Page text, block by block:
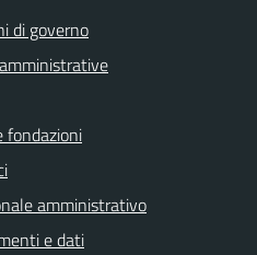
di governo
fondazioni
amministrativo
e dati